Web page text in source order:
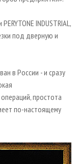
INDUSTRIAL,
под дверную и
в России - и сразу
простота
по-настоящему